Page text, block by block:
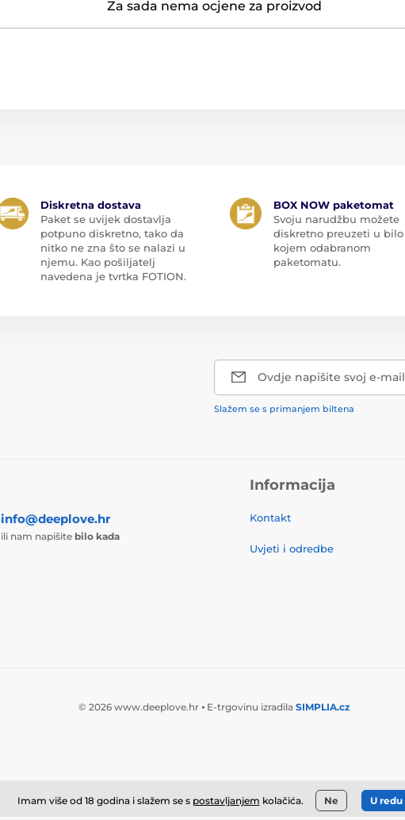
Za sada nema ocjene za proizvod
Diskretna dostava
Paket se uvijek dostavlja
potpuno diskretno, tako da
nitko ne zna što se nalazi u
njemu. Kao pošiljatelj
navedena je tvrtka FOTION.
BOX NOW paketomat
Svoju narudžbu možete
diskretno preuzeti u bilo
kojem odabranom
paketomatu.
Ovdje napišite svoj e-mail
Slažem se s primanjem biltena
info@deeplove.hr
ili nam napišite bilo kada
Informacija
Kontakt
Uvjeti i odredbe
© 2026 www.deeplove.hr ⦁ E-trgovinu izradila SIMPLIA.cz
Imam više od 18 godina i slažem se s postavljanjem kolačića. Ne U redu